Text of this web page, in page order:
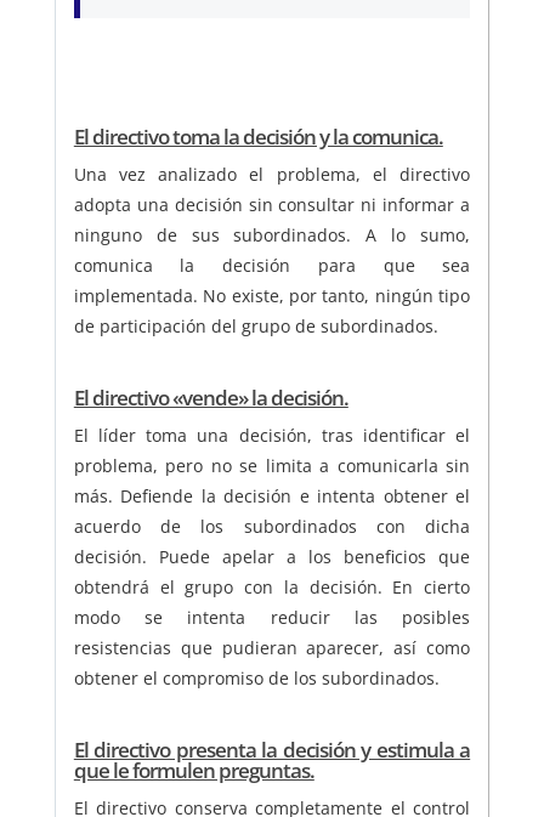
El directivo toma la decisión y la comunica.
Una vez analizado el problema, el directivo
adopta una decisión sin consultar ni informar a
ninguno de sus subordinados. A lo sumo,
comunica la decisión para que sea
implementada. No existe, por tanto, ningún tipo
de participación del grupo de subordinados.
El directivo «vende» la decisión.
El líder toma una decisión, tras identificar el
problema, pero no se limita a comunicarla sin
más. Defiende la decisión e intenta obtener el
acuerdo de los subordinados con dicha
decisión. Puede apelar a los beneficios que
obtendrá el grupo con la decisión. En cierto
modo se intenta reducir las posibles
resistencias que pudieran aparecer, así como
obtener el compromiso de los subordinados.
El directivo presenta la decisión y estimula a
que le formulen preguntas.
El directivo conserva completamente el control